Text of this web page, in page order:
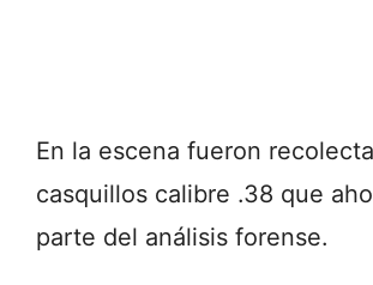
En la escena fueron
casquillos calibre .38 que
parte del análisis forense.